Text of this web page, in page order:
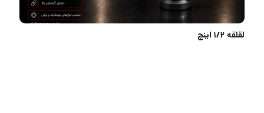
پیچ گوشتی ۷ عددی کریستالی ارگ با کیفیت